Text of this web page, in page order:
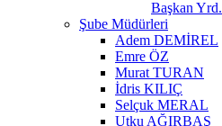
Başkan Yrd.
Şube Müdürleri
Adem DEMİREL
Emre ÖZ
Murat TURAN
İdris KILIÇ
Selçuk MERAL
Utku AĞIRBAŞ